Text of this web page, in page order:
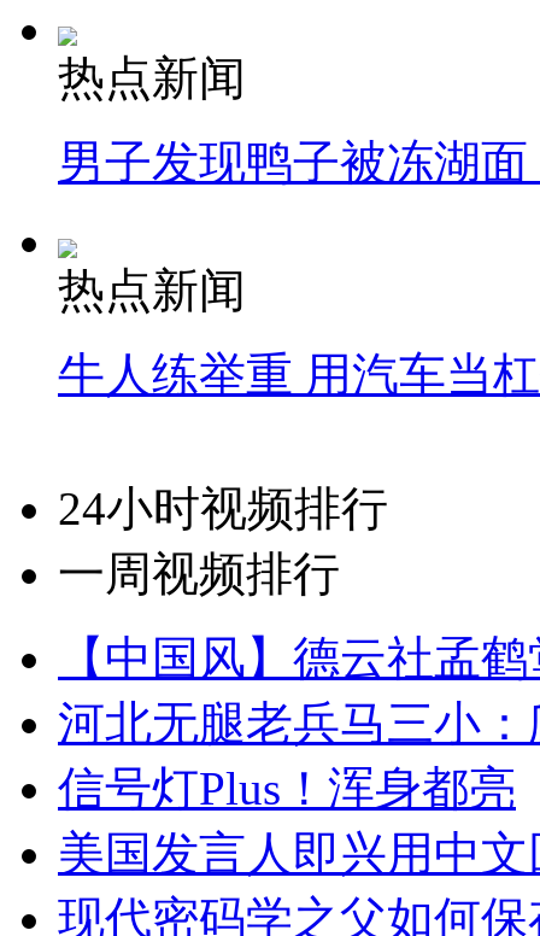
热点新闻
男子发现鸭子被冻湖
热点新闻
牛人练举重 用汽车当
24小时视频排行
一周视频排行
【中国风】德云社孟
河北无腿老兵马三小
信号灯Plus！浑身都亮
美国发言人即兴用中
现代密码学之父如何